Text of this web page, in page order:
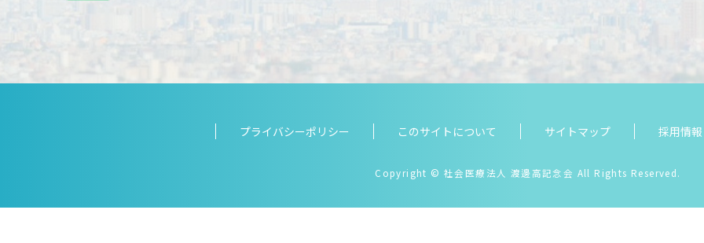
プライバシーポリシー このサイトについて サイトマップ 採用情報
Copyright © 社会医療法人 渡邊高記念会 All Rights Reserved.